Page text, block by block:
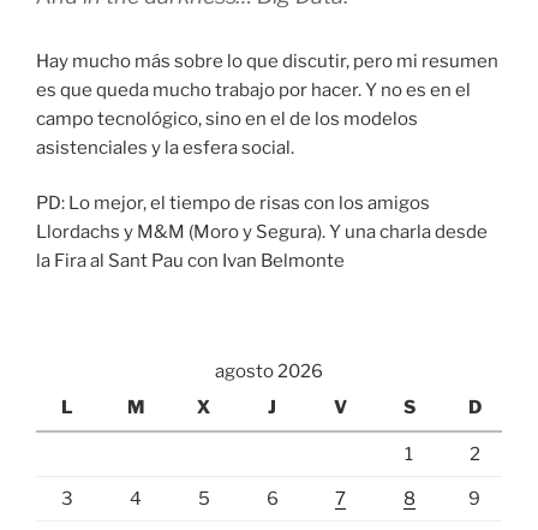
Hay mucho más sobre lo que discutir, pero mi resumen
es que queda mucho trabajo por hacer. Y no es en el
campo tecnológico, sino en el de los modelos
asistenciales y la esfera social.
PD: Lo mejor, el tiempo de risas con los amigos
Llordachs y M&M (Moro y Segura). Y una charla desde
la Fira al Sant Pau con Ivan Belmonte
agosto 2026
L
M X J V S D
1 2
3 4 5 6 7 8 9